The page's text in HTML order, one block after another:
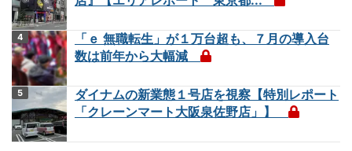
「ｅ 無職転生」が１万台超も、７月の導入台
数は前年から大幅減
ダイナムの新業態１号店を視察【特別レポート
「クレーンマート大阪泉佐野店」】